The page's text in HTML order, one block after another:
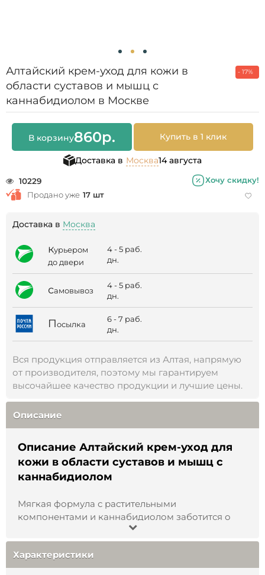
Алтайский крем-уход для кожи в
области суставов и мышц с
каннабидиолом в Москве
- 17%
В корзину860р. Купить в 1 клик
Доставка в Москва14 августа
10229
Хочу скидку!
Продано уже 17 шт
Доставка в Москва
курьером
до двери
4 - 5 раб.
дн.
самовывоз
4 - 5 раб.
дн.
Посылка
6 - 7 раб.
дн.
Вся продукция отправляется из Алтая, напрямую
от производителя, поэтому мы гарантируем
высочайшее качество продукции и лучшие цены.
Описание
Описание Алтайский крем-уход для
кожи в области суставов и мышц с
каннабидиолом
Мягкая формула с растительными
компонентами и каннабидиолом заботится о
коже в зоне мышц и суставов. Подходит для
локального массажа после тренировки или
активного дня, помогает создать ощущение
комфорта и лёгкости, поддерживает чувство
Характеристики